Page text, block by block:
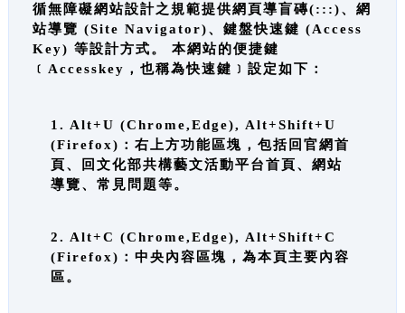
循無障礙網站設計之規範提供網頁導盲磚(:::)、網
站導覽 (Site Navigator)、鍵盤快速鍵 (Access
Key) 等設計方式。 本網站的便捷鍵
﹝Accesskey，也稱為快速鍵﹞設定如下：
1. Alt+U (Chrome,Edge), Alt+Shift+U
(Firefox)：右上方功能區塊，包括回官網首
頁、回文化部共構藝文活動平台首頁、網站
導覽、常見問題等。
2. Alt+C (Chrome,Edge), Alt+Shift+C
(Firefox)：中央內容區塊，為本頁主要內容
區。